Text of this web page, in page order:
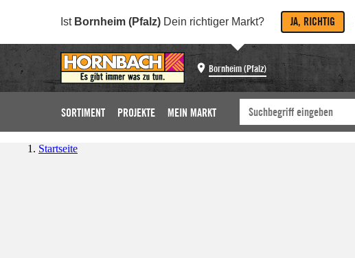
Ist Bornheim (Pfalz) Dein richtiger Markt? JA, RICHTIG
Bornheim (Pfalz)
SORTIMENT PROJEKTE MEIN MARKT
Startseite